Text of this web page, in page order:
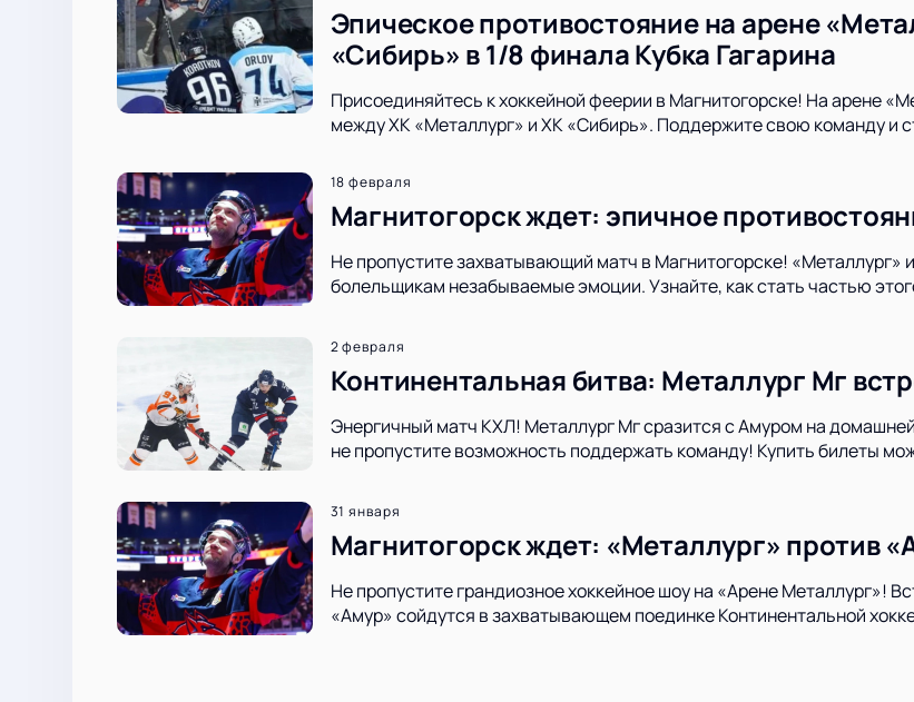
Эпическое противостояние на арене
«Сибирь» в 1/8 финала Кубка Гагарина
Присоединяйтесь к хоккейной феерии в Магнитогорске! На арене
между ХК «Металлург» и ХК «Сибирь». Поддержите свою команду и
18 февраля
Магнитогорск ждет: эпичное
Не пропустите захватывающий матч в Магнитогорске! «Металлург»
болельщикам незабываемые эмоции. Узнайте, как стать частью
2 февраля
Континентальная битва: Металлург Мг
Энергичный матч КХЛ! Металлург Мг сразится с Амуром на
не пропустите возможность поддержать команду! Купить билеты
31 января
Магнитогорск ждет: «Металлург» против
Не пропустите грандиозное хоккейное шоу на «Арене Металлург»!
«Амур» сойдутся в захватывающем поединке Континентальной